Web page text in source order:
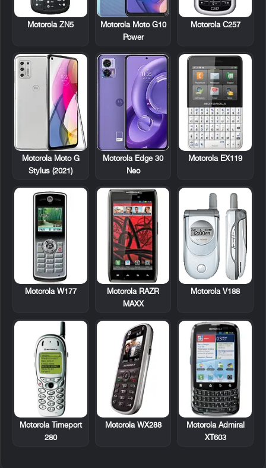
Motorola C257
Motorola Moto G10
Power
Motorola ZN5
Motorola EX119
Motorola Edge 30
Neo
Motorola Moto G
Stylus (2021)
Motorola V188
Motorola RAZR
MAXX
Motorola W177
Motorola Admiral
XT603
Motorola WX288
Motorola Timeport
280